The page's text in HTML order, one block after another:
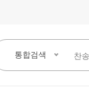
통합검색